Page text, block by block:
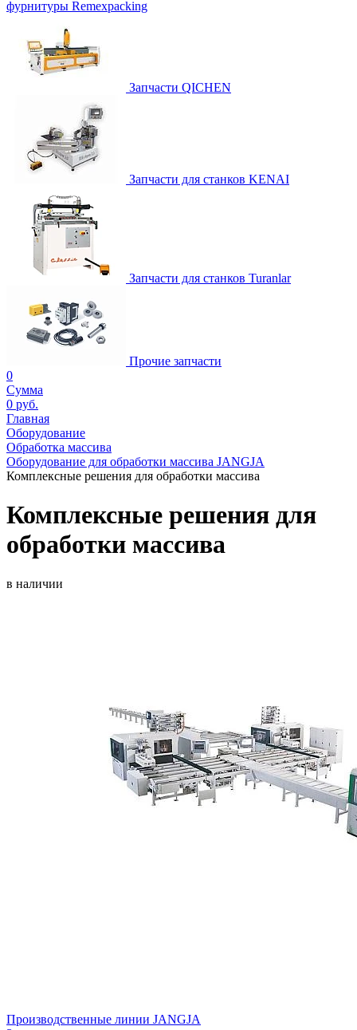
фурнитуры Remexpacking
Запчасти QICHEN
Запчасти для станков KENAI
Запчасти для станков Turanlar
Прочие запчасти
0
Сумма
0 руб.
Главная
Оборудование
Обработка массива
Оборудование для обработки массива JANGJA
Комплексные решения для обработки массива
Комплексные решения для
обработки массива
в наличии
Производственные линии JANGJA